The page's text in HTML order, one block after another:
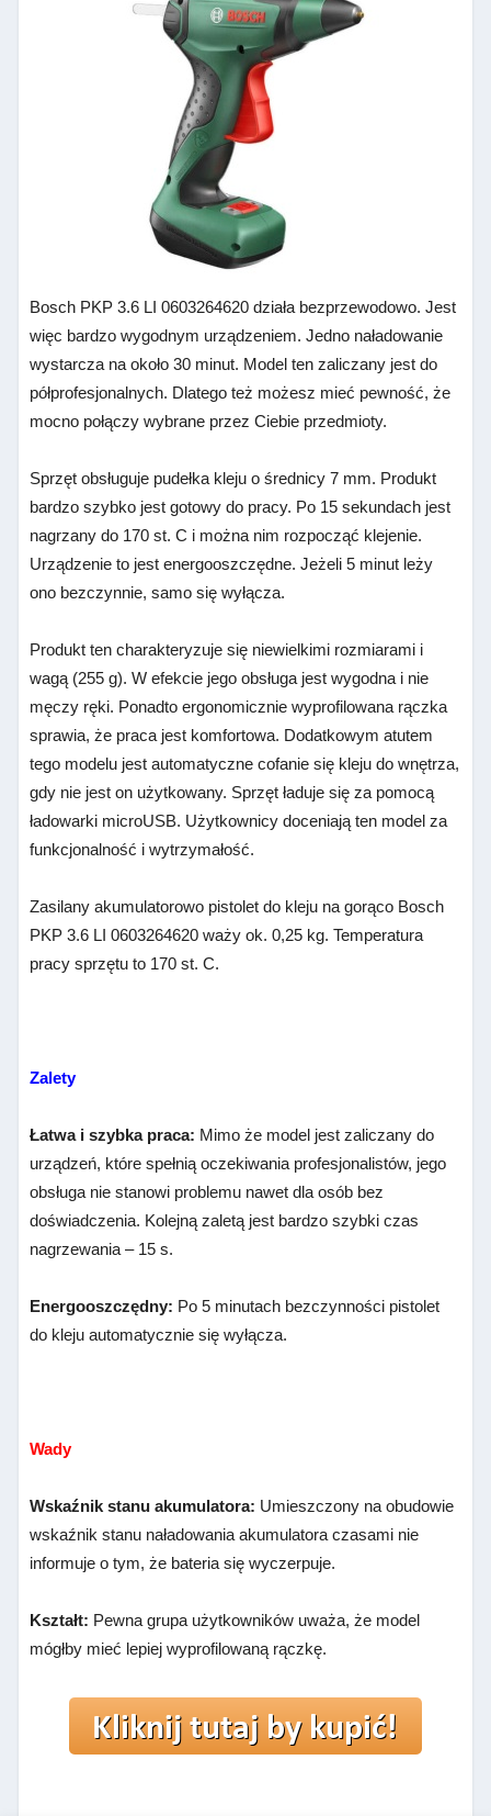
Bosch PKP 3.6 LI 0603264620 działa bezprzewodowo. Jest
więc bardzo wygodnym urządzeniem. Jedno naładowanie
wystarcza na około 30 minut. Model ten zaliczany jest do
półprofesjonalnych. Dlatego też możesz mieć pewność, że
mocno połączy wybrane przez Ciebie przedmioty.
Sprzęt obsługuje pudełka kleju o średnicy 7 mm. Produkt
bardzo szybko jest gotowy do pracy. Po 15 sekundach jest
nagrzany do 170 st. C i można nim rozpocząć klejenie.
Urządzenie to jest energooszczędne. Jeżeli 5 minut leży
ono bezczynnie, samo się wyłącza.
Produkt ten charakteryzuje się niewielkimi rozmiarami i
wagą (255 g). W efekcie jego obsługa jest wygodna i nie
męczy ręki. Ponadto ergonomicznie wyprofilowana rączka
sprawia, że praca jest komfortowa. Dodatkowym atutem
tego modelu jest automatyczne cofanie się kleju do wnętrza,
gdy nie jest on użytkowany. Sprzęt ładuje się za pomocą
ładowarki microUSB. Użytkownicy doceniają ten model za
funkcjonalność i wytrzymałość.
Zasilany akumulatorowo pistolet do kleju na gorąco Bosch
PKP 3.6 LI 0603264620 waży ok. 0,25 kg. Temperatura
pracy sprzętu to 170 st. C.
Zalety
Łatwa i szybka praca: Mimo że model jest zaliczany do
urządzeń, które spełnią oczekiwania profesjonalistów, jego
obsługa nie stanowi problemu nawet dla osób bez
doświadczenia. Kolejną zaletą jest bardzo szybki czas
nagrzewania – 15 s.
Energooszczędny: Po 5 minutach bezczynności pistolet
do kleju automatycznie się wyłącza.
Wady
Wskaźnik stanu akumulatora: Umieszczony na obudowie
wskaźnik stanu naładowania akumulatora czasami nie
informuje o tym, że bateria się wyczerpuje.
Kształt: Pewna grupa użytkowników uważa, że model
mógłby mieć lepiej wyprofilowaną rączkę.